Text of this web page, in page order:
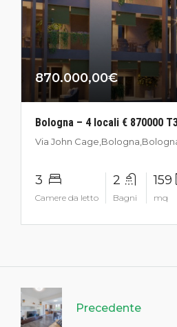
870.000,00€
Bologna – 4 locali € 870000
Via John
3
Camere da letto
2
Bagni
159
mq
Precedente